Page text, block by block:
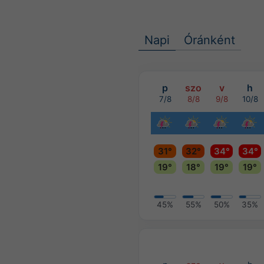
Napi Óránként
p szo v h
7/8 8/8 9/8 10/8
31° 32° 34°
34°
19°
18° 19° 19°
45% 55% 50% 35%